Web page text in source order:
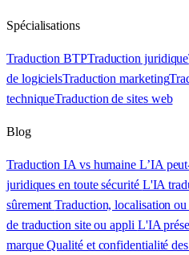
Spécialisations
Traduction BTPTraduction juridique
de logicielsTraduction marketing
techniqueTraduction de sites web
Blog
Traduction IA vs humaine L’IA
juridiques en toute sécurité L'IA
sûrementTraduction, localisation ou
de traduction site ou appli L'IA
marqueQualité et confidentialité